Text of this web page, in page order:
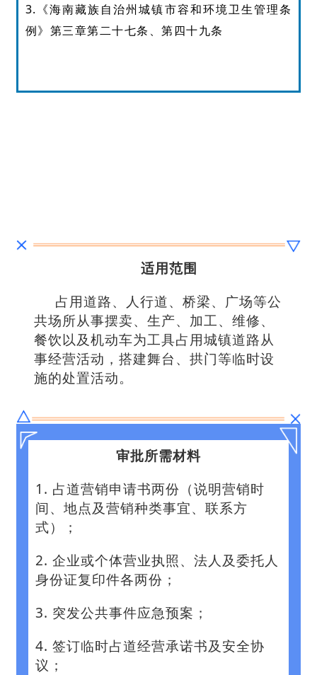
3.《海南藏族自治州城镇市容和环境卫生管理条
例》第三章第二十七条、第四十九条
适用范围
占用道路、人行道、桥梁、广场等公
共场所从事摆卖、生产、加工、维修、
餐饮以及机动车为工具占用城镇道路从
事经营活动，搭建舞台、拱门等临时设
施的处置活动。
审批所需材料
1. 占道营销申请书两份（说明营销时
间、地点及营销种类事宜、联系方
式）；
2. 企业或个体营业执照、法人及委托人
身份证复印件各两份；
3. 突发公共事件应急预案；
4. 签订临时占道经营承诺书及安全协
议；